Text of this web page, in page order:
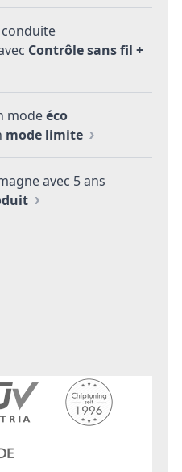
Contrôle sans fil +
modeéco
mode limite
avec 5 ans